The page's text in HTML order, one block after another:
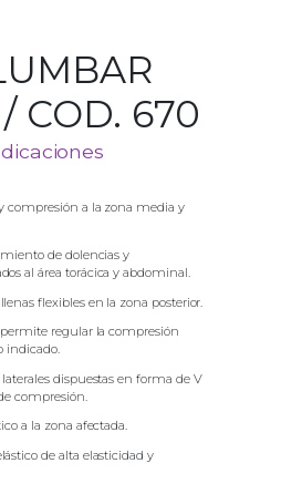
COD. 670
compresión a la zona media y
de dolencias y
al área torácica y abdominal.
flexibles en la zona posterior.
regular la compresión
indicado.
laterales dispuestas en forma de V
compresión.
a la zona afectada.
de alta elasticidad y